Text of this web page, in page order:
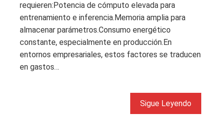
requieren:Potencia de cómputo elevada para
entrenamiento e inferencia.Memoria amplia para
almacenar parámetros.Consumo energético
constante, especialmente en producción.En
entornos empresariales, estos factores se traducen
en gastos…
Sigue Leyendo